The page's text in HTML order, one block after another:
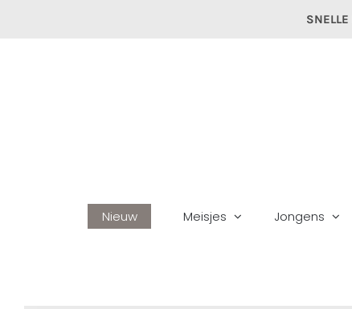
SNELLE
Nieuw Meisjes Jongens